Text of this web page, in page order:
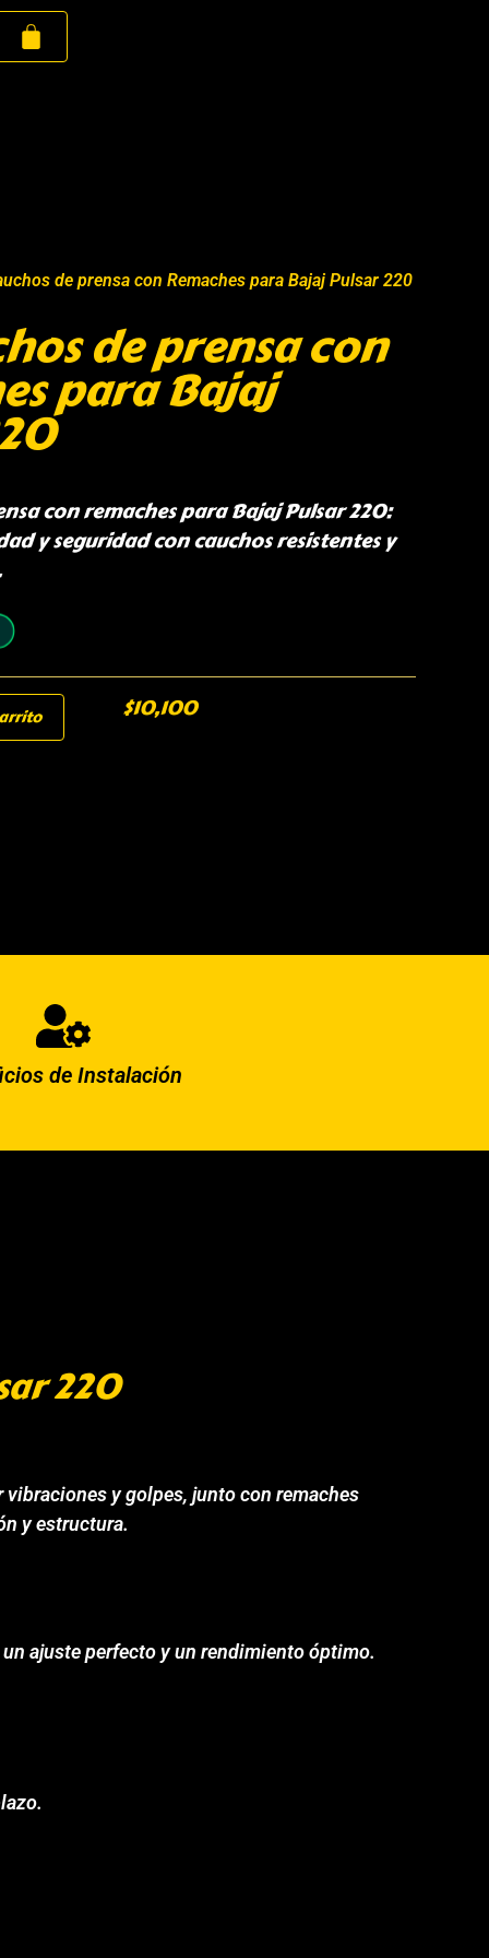
de prensa con Remaches para Bajaj Pulsar 220
de prensa con
para Bajaj
con remaches para Bajaj Pulsar 220:
y seguridad con cauchos resistentes y
$10,100
de Instalación
220
y golpes, junto con remaches
y estructura.
ajuste perfecto y un rendimiento óptimo.